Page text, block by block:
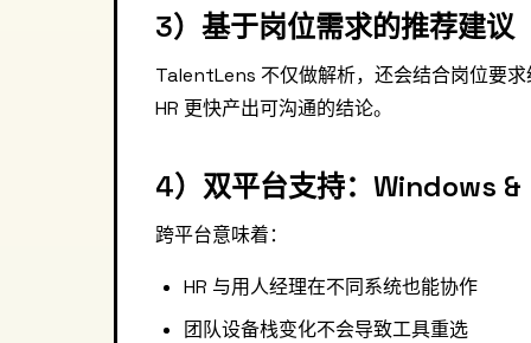
3）基于岗位需求的推荐建议
TalentLens 不仅做解析，还会结合岗位要
HR 更快产出可沟通的结论。
4）双平台支持：Windows &
跨平台意味着：
HR 与用人经理在不同系统也能协作
团队设备栈变化不会导致工具重选